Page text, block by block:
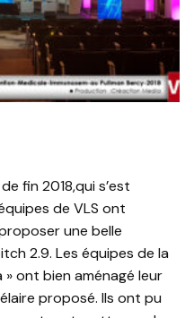
fin 2018,qui s’est
de VLS ont
une belle
2.9. Les équipes de la
ont bien aménagé leur
proposé. Ils ont pu